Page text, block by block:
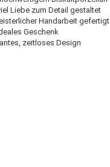
Liebe zum Detail gestaltet
Handarbeit gefertigt
Geschenk
zeitloses Design